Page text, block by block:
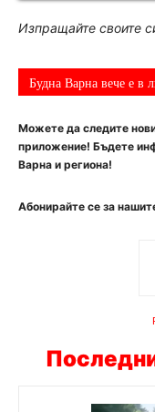
Изпращайте своите
Будна Варна вече е в
Можете да следите
приложение! Бъдете
Варна и региона!
Абонирайте се за